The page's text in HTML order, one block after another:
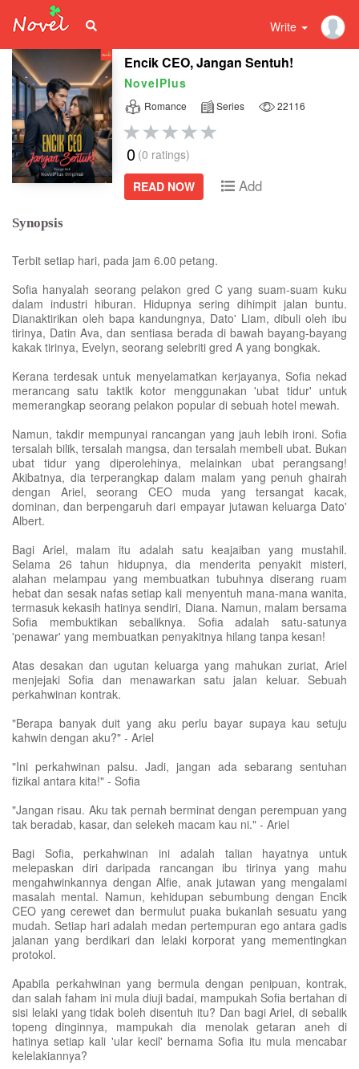
Write
Encik CEO, Jangan Sentuh!
NovelPlus
Romance Series 22116
0 (0 ratings)
READ NOW
Add
Synopsis
Terbit setiap hari, pada jam 6.00 petang.
Sofia hanyalah seorang pelakon gred C yang suam-suam kuku
dalam industri hiburan. Hidupnya sering dihimpit jalan buntu.
Dianaktirikan oleh bapa kandungnya, Dato' Liam, dibuli oleh ibu
tirinya, Datin Ava, dan sentiasa berada di bawah bayang-bayang
kakak tirinya, Evelyn, seorang selebriti gred A yang bongkak.
Kerana terdesak untuk menyelamatkan kerjayanya, Sofia nekad
merancang satu taktik kotor menggunakan 'ubat tidur' untuk
memerangkap seorang pelakon popular di sebuah hotel mewah.
Namun, takdir mempunyai rancangan yang jauh lebih ironi. Sofia
tersalah bilik, tersalah mangsa, dan tersalah membeli ubat. Bukan
ubat tidur yang diperolehinya, melainkan ubat perangsang!
Akibatnya, dia terperangkap dalam malam yang penuh ghairah
dengan Ariel, seorang CEO muda yang tersangat kacak,
dominan, dan berpengaruh dari empayar jutawan keluarga Dato'
Albert.
Bagi Ariel, malam itu adalah satu keajaiban yang mustahil.
Selama 26 tahun hidupnya, dia menderita penyakit misteri,
alahan melampau yang membuatkan tubuhnya diserang ruam
hebat dan sesak nafas setiap kali menyentuh mana-mana wanita,
termasuk kekasih hatinya sendiri, Diana. Namun, malam bersama
Sofia membuktikan sebaliknya. Sofia adalah satu-satunya
'penawar' yang membuatkan penyakitnya hilang tanpa kesan!
Atas desakan dan ugutan keluarga yang mahukan zuriat, Ariel
menjejaki Sofia dan menawarkan satu jalan keluar. Sebuah
perkahwinan kontrak.
"Berapa banyak duit yang aku perlu bayar supaya kau setuju
kahwin dengan aku?" - Ariel
"Ini perkahwinan palsu. Jadi, jangan ada sebarang sentuhan
fizikal antara kita!" - Sofia
"Jangan risau. Aku tak pernah berminat dengan perempuan yang
tak beradab, kasar, dan selekeh macam kau ni." - Ariel
Bagi Sofia, perkahwinan ini adalah talian hayatnya untuk
melepaskan diri daripada rancangan ibu tirinya yang mahu
mengahwinkannya dengan Alfie, anak jutawan yang mengalami
masalah mental. Namun, kehidupan sebumbung dengan Encik
CEO yang cerewet dan bermulut puaka bukanlah sesuatu yang
mudah. Setiap hari adalah medan pertempuran ego antara gadis
jalanan yang berdikari dan lelaki korporat yang mementingkan
protokol.
Apabila perkahwinan yang bermula dengan penipuan, kontrak,
dan salah faham ini mula diuji badai, mampukah Sofia bertahan di
sisi lelaki yang tidak boleh disentuh itu? Dan bagi Ariel, di sebalik
topeng dinginnya, mampukah dia menolak getaran aneh di
hatinya setiap kali 'ular kecil' bernama Sofia itu mula mencabar
kelelakiannya?